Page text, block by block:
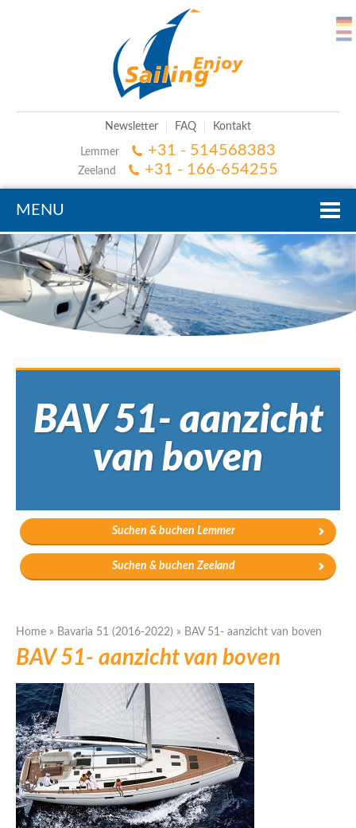
Newsletter FAQ Kontakt
Lemmer +31 - 514568383
Zeeland +31 - 166-654255
MENU
BAV 51- aanzicht
van boven
Suchen & buchen Lemmer
Suchen & buchen Zeeland
Home » Bavaria 51 (2016-2022) » BAV 51- aanzicht van boven
BAV 51- aanzicht van boven